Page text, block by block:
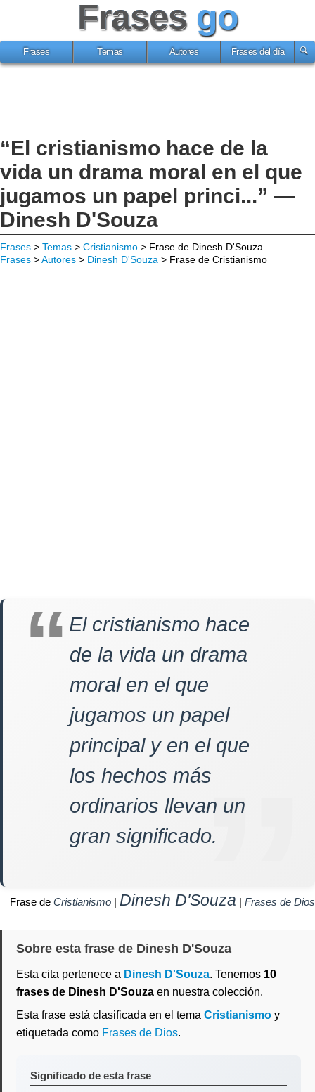
Frases go
Frases Temas Autores Frases del día
“El cristianismo hace de la
vida un drama moral en el que
jugamos un papel princi...” —
Dinesh D'Souza
Frases > Temas > Cristianismo > Frase de Dinesh D'Souza
Frases >Autores > Dinesh D'Souza > Frase de Cristianismo
El cristianismo hace
de la vida un drama
moral en el que
jugamos un papel
principal y en el que
los hechos más
ordinarios llevan un
gran significado.
Frase de Cristianismo | Dinesh D'Souza | Frases de Dios
Sobre esta frase de Dinesh D'Souza
Esta cita pertenece a Dinesh D'Souza. Tenemos 10
frases de Dinesh D'Souza en nuestra colección.
Esta frase está clasificada en el tema Cristianismo y
etiquetada como Frases de Dios.
Significado de esta frase